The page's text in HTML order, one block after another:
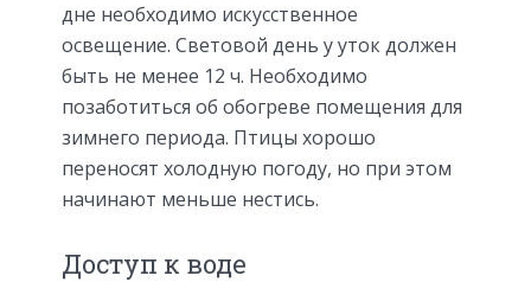
дне необходимо искусственное
освещение. Световой день у уток должен
быть не менее 12 ч. Необходимо
позаботиться об обогреве помещения для
зимнего периода. Птицы хорошо
переносят холодную погоду, но при этом
начинают меньше нестись.
Доступ к воде